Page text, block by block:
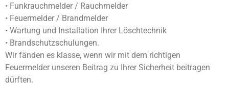
• Funkrauchmelder / Rauchmelder
• Feuermelder / Brandmelder
• Wartung und Installation Ihrer Löschtechnik
• Brandschutzschulungen.
Wir fänden es klasse, wenn wir mit dem richtigen
Feuermelder unseren Beitrag zu Ihrer Sicherheit beitragen
dürften.